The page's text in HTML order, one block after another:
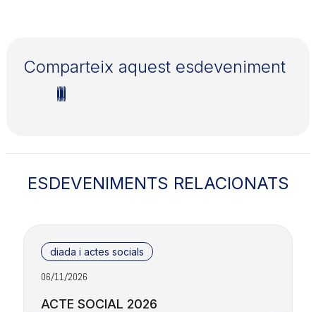
Comparteix aquest esdeveniment
ESDEVENIMENTS RELACIONATS
diada i actes socials
06/11/2026
ACTE SOCIAL 2026